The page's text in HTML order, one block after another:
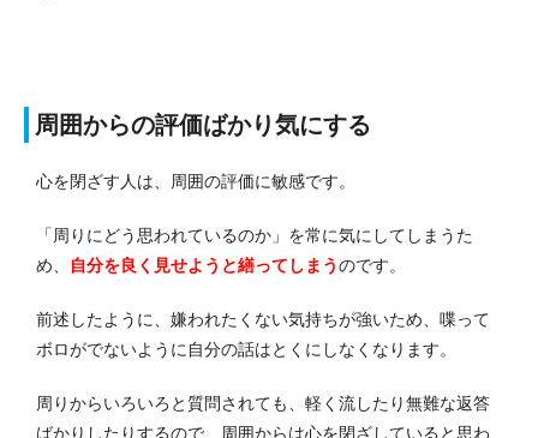
周囲からの評価ばかり気にする
心を閉ざす人は、周囲の評価に敏感です。
「周りにどう思われているのか」を常に気にしてしまうた
め、
自分を良く見せようと繕ってしまうのです。
前述したように、嫌われたくない気持ちが強いため、喋って
ボロがでないように自分の話はとくにしなくなります。
周りからいろいろと質問されても、軽く流したり無難な返答
ばかりしたりするので、周囲からは心を閉ざしていると思わ